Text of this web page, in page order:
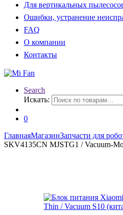
Для вертикальных
Ошибки, устранение
FAQ
О компании
Контакты
Search
Искать:
0
ГлавнаяМагазинЗапчасти для
SKV4135CN MJSTG1 / Vacuum-